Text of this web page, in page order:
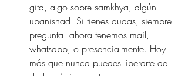
gita, algo sobre samkhya, algún
upanishad. Si tienes dudas, siempre
pregunta! ahora tenemos mail,
whatsapp, o presencialmente. Hoy
más que nunca puedes liberarte de